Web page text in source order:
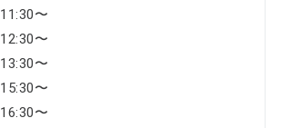
11:30〜
12:30〜
13:30〜
15:30〜
16:30〜